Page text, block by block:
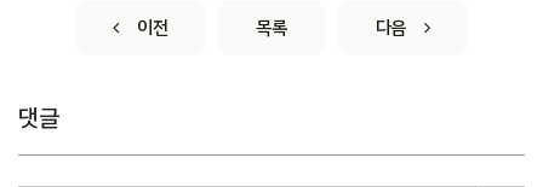
이전 목록 다음
댓글